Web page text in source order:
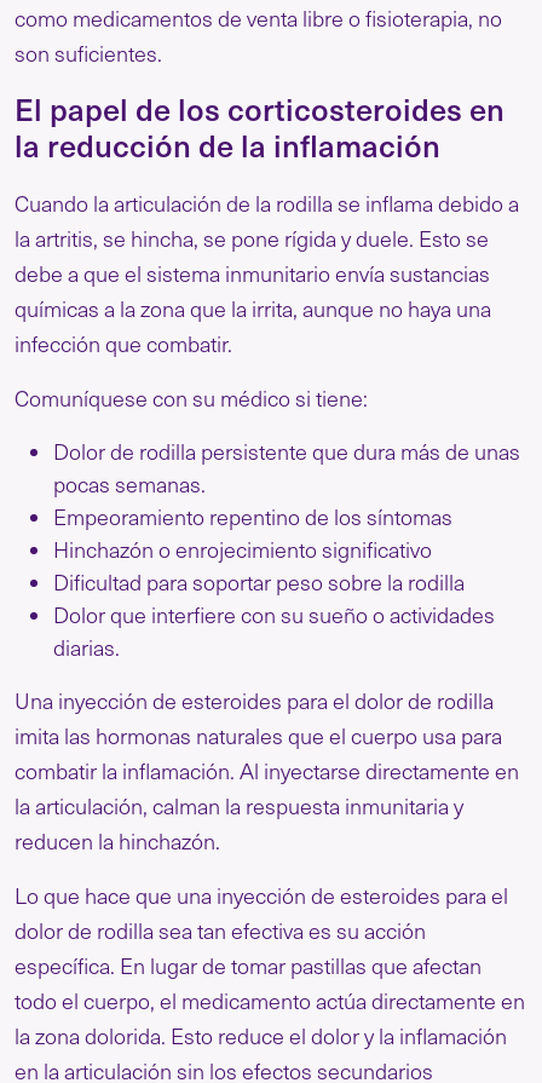
como medicamentos de venta libre o fisioterapia, no
son suficientes.
El papel de los corticosteroides en
la reducción de la inflamación
Cuando la articulación de la rodilla se inflama debido a
la artritis, se hincha, se pone rígida y duele. Esto se
debe a que el sistema inmunitario envía sustancias
químicas a la zona que la irrita, aunque no haya una
infección que combatir.
Comuníquese con su médico si tiene:
Dolor de rodilla persistente que dura más de unas
pocas semanas.
Empeoramiento repentino de los síntomas
Hinchazón o enrojecimiento significativo
Dificultad para soportar peso sobre la rodilla
Dolor que interfiere con su sueño o actividades
diarias.
Una inyección de esteroides para el dolor de rodilla
imita las hormonas naturales que el cuerpo usa para
combatir la inflamación. Al inyectarse directamente en
la articulación, calman la respuesta inmunitaria y
reducen la hinchazón.
Lo que hace que una inyección de esteroides para el
dolor de rodilla sea tan efectiva es su acción
específica. En lugar de tomar pastillas que afectan
todo el cuerpo, el medicamento actúa directamente en
la zona dolorida. Esto reduce el dolor y la inflamación
en la articulación sin los efectos secundarios